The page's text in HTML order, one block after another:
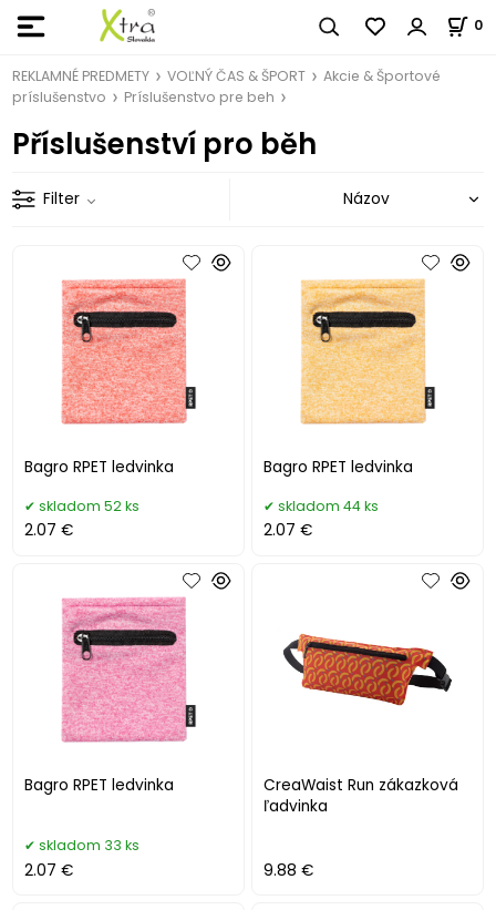
0
REKLAMNÉ PREDMETY VOĽNÝ ČAS & ŠPORT
Akcie & Športové
príslušenstvo
Príslušenstvo pre beh
Příslušenství pro běh
Filter
Bagro RPET ledvinka
skladom 52 ks
2.07 €
Bagro RPET ledvinka
skladom 44 ks
2.07 €
Bagro RPET ledvinka
skladom 33 ks
2.07 €
CreaWaist Run zákazková
ľadvinka
9.88 €